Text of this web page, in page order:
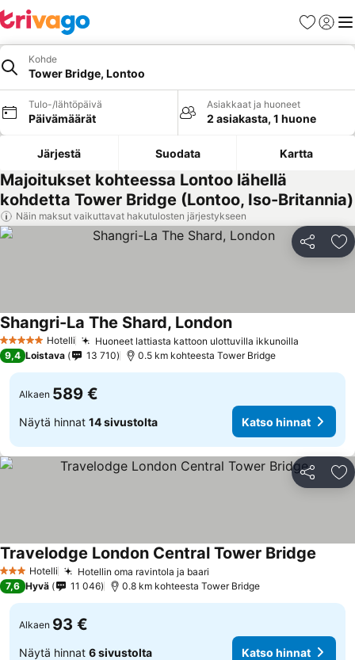
Suosikit
Kohde
Tower Bridge, Lontoo
Tulo-/lähtöpäivä
Päivämäärät
Asiakkaat ja huoneet
2 asiakasta, 1 huone
Järjestä Suodata Kartta
Majoitukset kohteessa Lontoo lähellä
kohdetta Tower Bridge (Lontoo, Iso-Britannia)
Näin maksut vaikuttavat hakutulosten järjestykseen
Jaa
5 Tähtiluokitus
Hotelli Huoneet lattiasta kattoon ulottuvilla ikkunoilla
Shangri-La The Shard, London
9,4 Loistava 13 710 0.5 km kohteesta Tower Bridge
Alkaen 589 €
Näytä hinnat 14 sivustolta Katso hinnat
Jaa
3 Tähtiluokitus
Hotelli Hotellin oma ravintola ja baari
Travelodge London Central Tower Bridge
7,6 Hyvä 11 046 0.8 km kohteesta Tower Bridge
Alkaen 93 €
Näytä hinnat 6 sivustolta Katso hinnat